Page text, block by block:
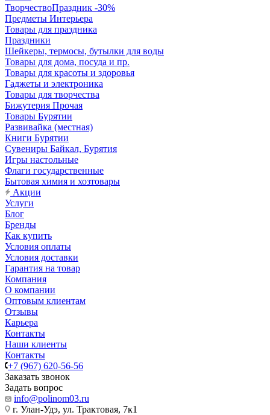
ТворчествоПраздник -30%
Предметы Интерьера
Товары для праздника
Праздники
Шейкеры, термосы, бутылки для воды
Товары для дома, посуда и пр.
Товары для красоты и здоровья
Гаджеты и электроника
Товары для творчества
Бижутерия Прочая
Товары Бурятии
Развивайка (местная)
Книги Бурятии
Сувениры Байкал, Бурятия
Игры настольные
Флаги государственные
Бытовая химия и хозтовары
Акции
Услуги
Блог
Бренды
Как купить
Условия оплаты
Условия доставки
Гарантия на товар
Компания
О компании
Оптовым клиентам
Отзывы
Карьера
Контакты
Наши клиенты
Контакты
+7 (967) 620-56-56
Заказать звонок
Задать вопрос
info@polinom03.ru
г. Улан-Удэ, ул. Трактовая, 7к1